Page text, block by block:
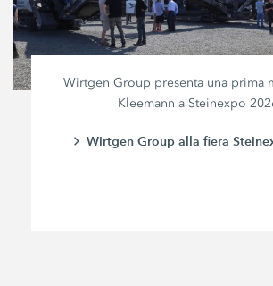
Wirtgen Group presenta una prima
Kleemann a Steinexpo
Wirtgen Group alla fiera